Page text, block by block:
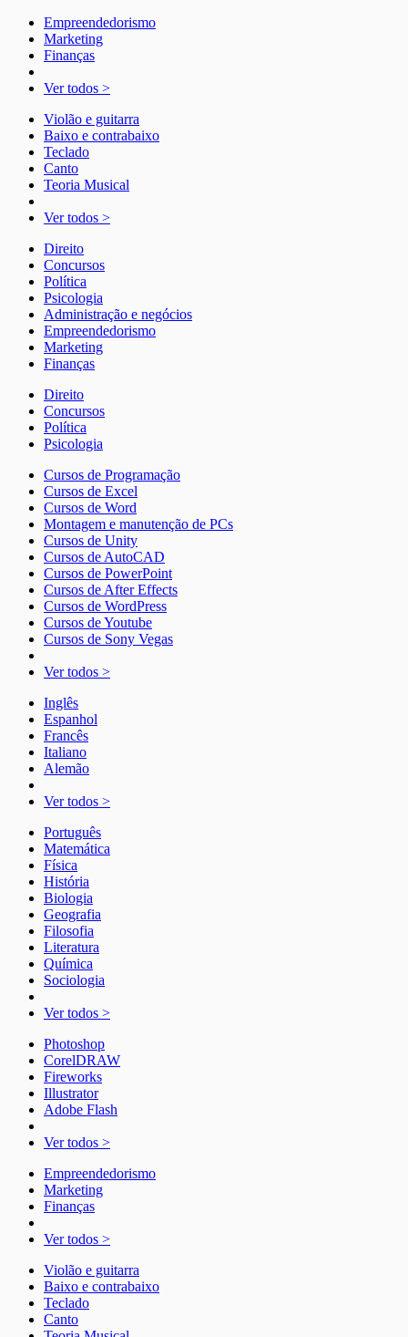
Empreendedorismo
Marketing
Finanças
Ver todos >
Violão e guitarra
Baixo e contrabaixo
Teclado
Canto
Teoria Musical
Ver todos >
Direito
Concursos
Política
Psicologia
Administração e negócios
Empreendedorismo
Marketing
Finanças
Direito
Concursos
Política
Psicologia
Cursos de Programação
Cursos de Excel
Cursos de Word
Montagem e manutenção de PCs
Cursos de Unity
Cursos de AutoCAD
Cursos de PowerPoint
Cursos de After Effects
Cursos de WordPress
Cursos de Youtube
Cursos de Sony Vegas
Ver todos >
Inglês
Espanhol
Francês
Italiano
Alemão
Ver todos >
Português
Matemática
Física
História
Biologia
Geografia
Filosofia
Literatura
Química
Sociologia
Ver todos >
Photoshop
CorelDRAW
Fireworks
Illustrator
Adobe Flash
Ver todos >
Empreendedorismo
Marketing
Finanças
Ver todos >
Violão e guitarra
Baixo e contrabaixo
Teclado
Canto